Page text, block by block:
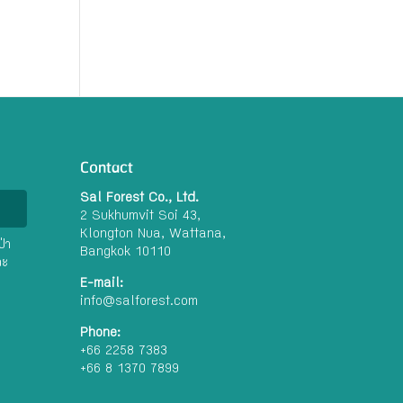
า
Contact
Sal Forest Co., Ltd.
2 Sukhumvit Soi 43,
Klongton Nua, Wattana,
Bangkok 10110
E-mail:
info@salforest.com
Phone:
+66 2258 7383
+66 8 1370 7899